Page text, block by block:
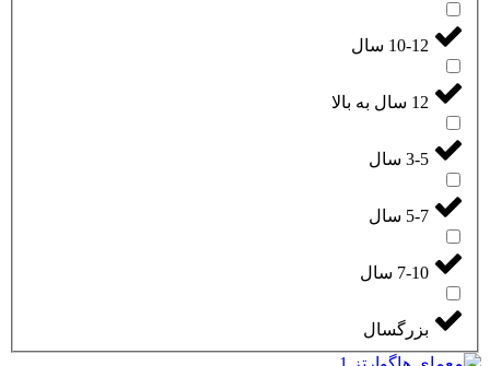
10-12 سال
12 سال به بالا
3-5 سال
5-7 سال
7-10 سال
بزرگسال